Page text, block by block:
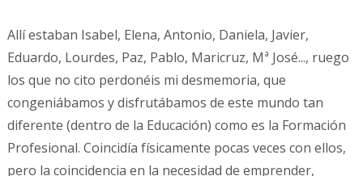
Allí estaban Isabel, Elena, Antonio, Daniela, Javier,
Eduardo, Lourdes, Paz, Pablo, Maricruz, Mª José..., ruego
los que no cito perdonéis mi desmemoria, que
congeniábamos y disfrutábamos de este mundo tan
diferente (dentro de la Educación) como es la Formación
Profesional. Coincidía físicamente pocas veces con ellos,
pero la coincidencia en la necesidad de emprender,